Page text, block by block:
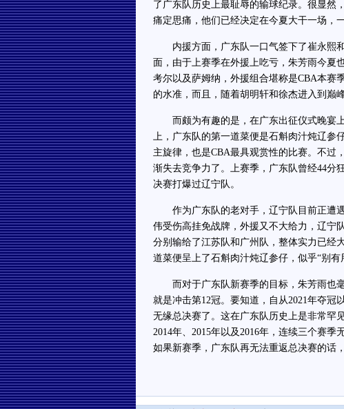
了广东队历史上最耻辱的输球纪录。很显然
痛定思痛，他们已经决定在今夏大干一场，
内援方面，广东队一口气签下了崔永熙
面，由于上赛季在外援上吃亏，朱芳雨今夏
考尔以及萨姆纳，外援组合堪称是CBA本赛
的水准，而且，随着胡明轩和徐杰进入到巅
而颇为有趣的是，在广东出征仪式晚宴
上，广东队的第一道菜便是石斛肉汁炖辽参
主旋律，也是CBA最具观赏性的比赛。不过
渐失去竞争力了。上赛季，广东队曾经44分
决赛打爆过辽宁队。
作为广东队的老对手，辽宁队目前正遭
伟受伤高挂免战牌，外援又不大给力，辽宁
分别输给了江苏队和广州队，整体实力已经
道菜便呈上了石斛肉汁炖辽参仔，似乎“别
而对于广东队新赛季的目标，朱芳雨也毫
就是冲击第12冠。要知道，自从2021年夺冠
无缘总决赛了。这在广东队历史上是非常罕
2014年、2015年以及2016年，连续三个赛季
如果新赛季，广东队再无法重返总决赛的话